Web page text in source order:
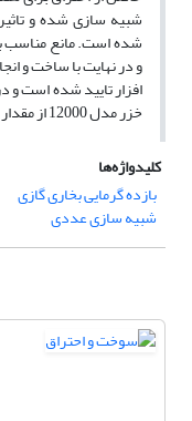
شبیه­ سازی شده و
شده است. مانع مناسب
افزار تایید شده است و
خزر مدل 12000 از مقدار 76/2 به 82/9 درصد ارتقا داده شده است.
کلیدواژه‌ها
بازده گرمایی بخاری گازی
شبیه­ سازی عددی